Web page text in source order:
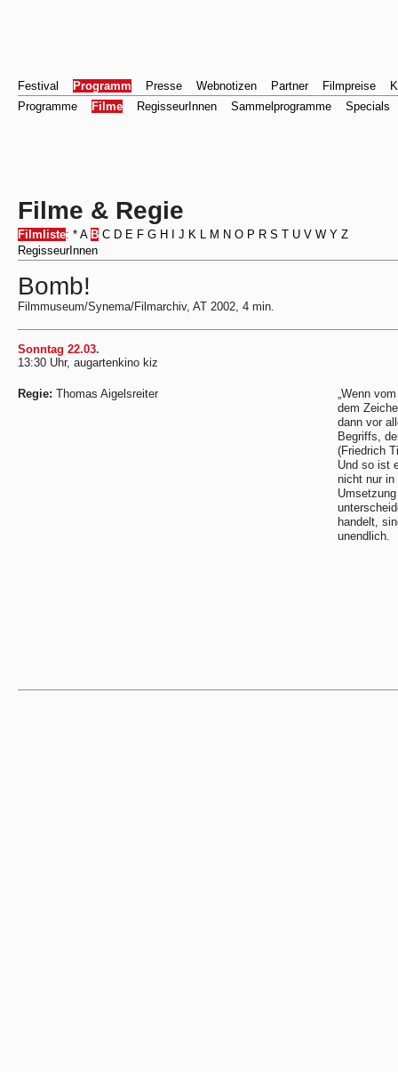
Festival Programm Presse Webnotizen Partner Filmpreise
Programme
Filme RegisseurInnen Sammelprogramme Specials
Filme & Regie
Filmliste: * A B C D E F G H J K L M N O P R S T U V W Y Z
RegisseurInnen
Bomb!
Filmmuseum/Synema/Filmarchiv, AT 2002, 4 min.
Sonntag 22.03.
13:30 Uhr, augartenkino kiz
Regie: Thomas Aigelsreiter
„Wenn
dem
dann vor
Begriffs,
(Friedrich
Und so ist
nicht nur in
handelt,
unendlich.